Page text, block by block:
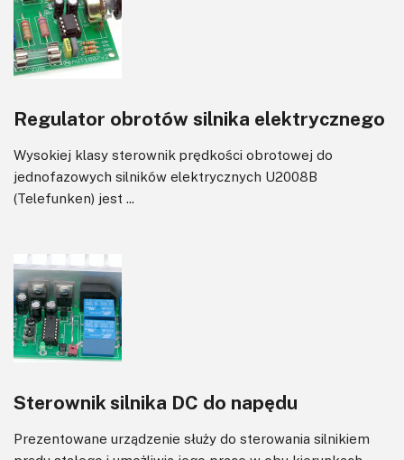
Regulator obrotów silnika elektrycznego
Wysokiej klasy sterownik prędkości obrotowej do
jednofazowych silników elektrycznych U2008B
(Telefunken) jest ...
Sterownik silnika DC do napędu
Prezentowane urządzenie służy do sterowania silnikiem